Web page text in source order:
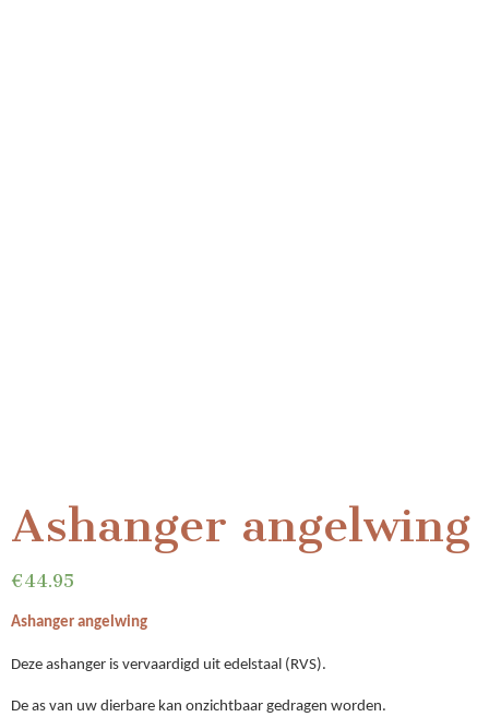
Ashanger angelwing
€44.95
Ashanger angelwing
Deze ashanger is vervaardigd uit edelstaal (RVS).
De as van uw dierbare kan onzichtbaar gedragen worden.